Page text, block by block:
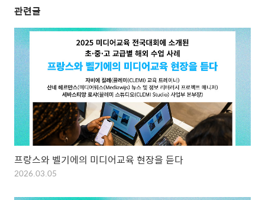
관련글
프랑스와 벨기에의 미디어교육 현장을 듣다
2026.03.05